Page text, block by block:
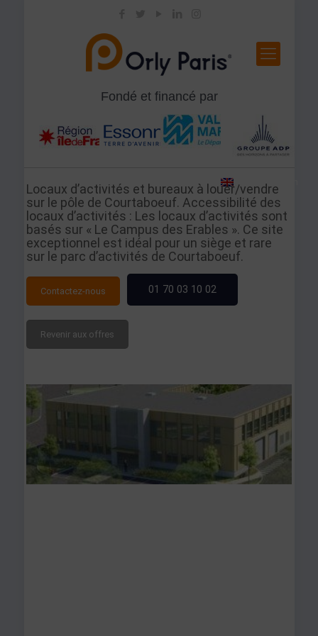
Fondé et financé par
View in
Locaux d’activités et bureaux à louer/vendre
sur le pôle de Courtaboeuf. Accessibilité des
locaux d’activités : Les locaux d’activités sont
basés sur « Le Campus des Erables ». Ce site
exceptionnel est idéal pour un siège et rare
sur le parc d’activités de Courtaboeuf.
Contactez-nous 01 70 03 10 02
Revenir aux offres